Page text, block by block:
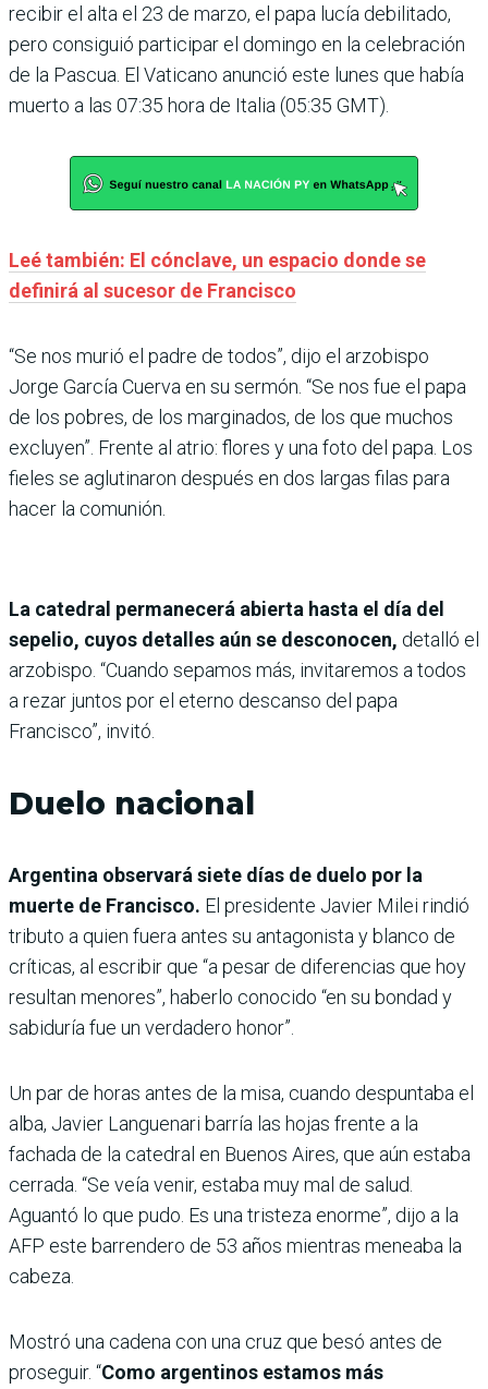
recibir el alta el 23 de marzo, el papa lucía debilitado,
pero consiguió participar el domingo en la celebración
de la Pascua. El Vaticano anunció este lunes que había
muerto a las 07:35 hora de Italia (05:35 GMT).
Leé también: El cónclave, un espacio donde se
definirá al sucesor de Francisco
“Se nos murió el padre de todos”, dijo el arzobispo
Jorge García Cuerva en su sermón. “Se nos fue el papa
de los pobres, de los marginados, de los que muchos
excluyen”. Frente al atrio: flores y una foto del papa. Los
fieles se aglutinaron después en dos largas filas para
hacer la comunión.
La catedral permanecerá abierta hasta el día del
sepelio, cuyos detalles aún se desconocen, detalló el
arzobispo. “Cuando sepamos más, invitaremos a todos
a rezar juntos por el eterno descanso del papa
Francisco”, invitó.
Duelo nacional
Argentina observará siete días de duelo por la
muerte de Francisco. El presidente Javier Milei rindió
tributo a quien fuera antes su antagonista y blanco de
críticas, al escribir que “a pesar de diferencias que hoy
resultan menores”, haberlo conocido “en su bondad y
sabiduría fue un verdadero honor”.
Un par de horas antes de la misa, cuando despuntaba el
alba, Javier Languenari barría las hojas frente a la
fachada de la catedral en Buenos Aires, que aún estaba
cerrada. “Se veía venir, estaba muy mal de salud.
Aguantó lo que pudo. Es una tristeza enorme”, dijo a la
AFP este barrendero de 53 años mientras meneaba la
cabeza.
Mostró una cadena con una cruz que besó antes de
proseguir. “Como argentinos estamos más